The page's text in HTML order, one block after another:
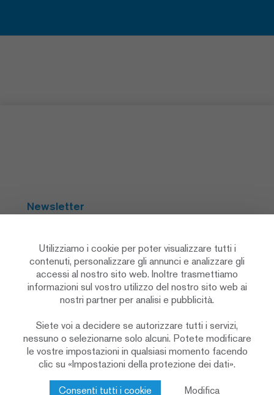
Newsletter
Social Media
Impostazioni sulla privacy
Cookie Policy
Utilizziamo i cookie per poter visualizzare tutti i
contenuti, personalizzare gli annunci e analizzare gli
accessi al nostro sito web. Inoltre trasmettiamo
informazioni sul vostro utilizzo del nostro sito web ai
nostri partner per analisi e pubblicità.
Siete voi a decidere se autorizzare tutti i servizi,
nessuno o selezionarne solo alcuni. Potete modificare
le vostre impostazioni in qualsiasi momento facendo
clic su «Impostazioni della protezione dei dati».
Consenti tutti i cookie Modifica